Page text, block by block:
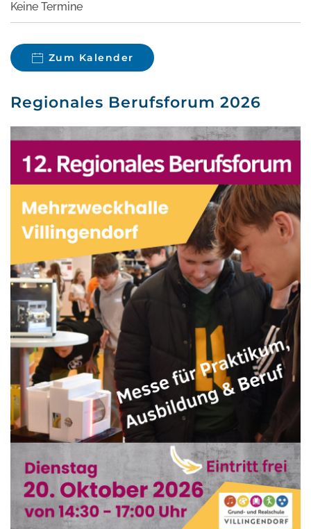
Keine Termine
Zum Kalender
Regionales Berufsforum 2026